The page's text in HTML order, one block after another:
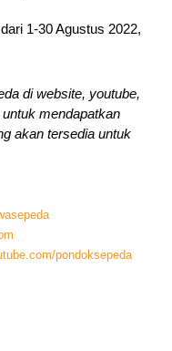
1-30 Agustus 2022,
di website, youtube,
mendapatkan
akan tersedia untuk
pondoksepeda